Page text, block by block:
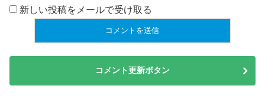
新しい投稿をメールで受け取る
コメント更新ボタン